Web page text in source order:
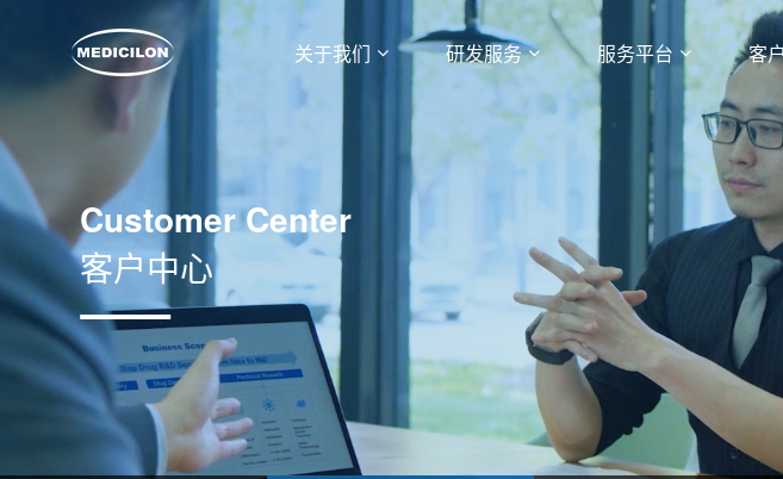
关于我们 研发服务 服务平台 客
Customer Center
客户中心